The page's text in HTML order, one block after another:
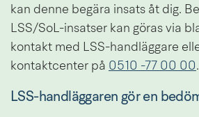
kan denne begära insats åt dig.
LSS/SoL-insatser kan göras via
kontakt med LSS-handläggare
kontaktcenter på 0510 -77 00 00.
LSS-handläggaren gör en